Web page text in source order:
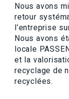
Nous avons
retour
l’entreprise
Nous avons
locale
et la
recyclage de
recyclées.